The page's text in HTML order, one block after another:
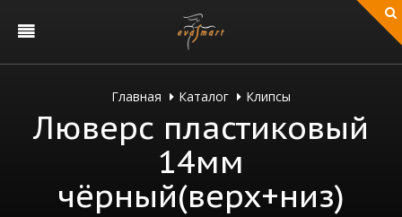
Главная Каталог Клипсы
Люверс пластиковый
14мм
чёрный(верх+низ)